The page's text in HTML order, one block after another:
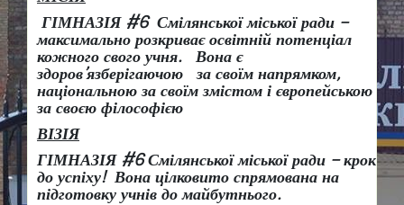
ГІМНАЗІЯ #6 Смілянської міської ради –
максимально розкриває освітній потенціал
кожного свого учня.
Вона є
здоров’язберігаючою за своїм напрямком,
національною за своїм змістом і європейською
за своєю філософією
ВІЗІЯ
ГІМНАЗІЯ #6 Смілянської міської ради – крок
до успіху! Вона цілковито спрямована на
підготовку учнів до майбутнього.